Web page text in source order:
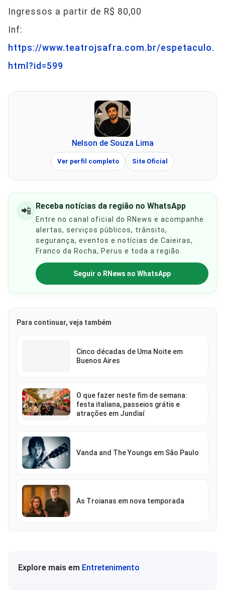
Ingressos a partir de R$ 80,00
Inf:
https://www.teatrojsafra.com.br/espetaculo.
html?id=599
Nelson de Souza Lima
Ver perfil completo Site Oficial
📲 Receba notícias da região no WhatsApp
Entre no canal oficial do RNews e acompanhe
alertas, serviços públicos, trânsito,
segurança, eventos e notícias de Caieiras,
Franco da Rocha, Perus e toda a região.
Seguir o RNews no WhatsApp
Para continuar, veja também
Cinco décadas de Uma Noite em
Buenos Aires
O que fazer neste fim de semana:
festa italiana, passeios grátis e
atrações em Jundiaí
Vanda and The Youngs em São Paulo
As Troianas em nova temporada
Explore mais em Entretenimento